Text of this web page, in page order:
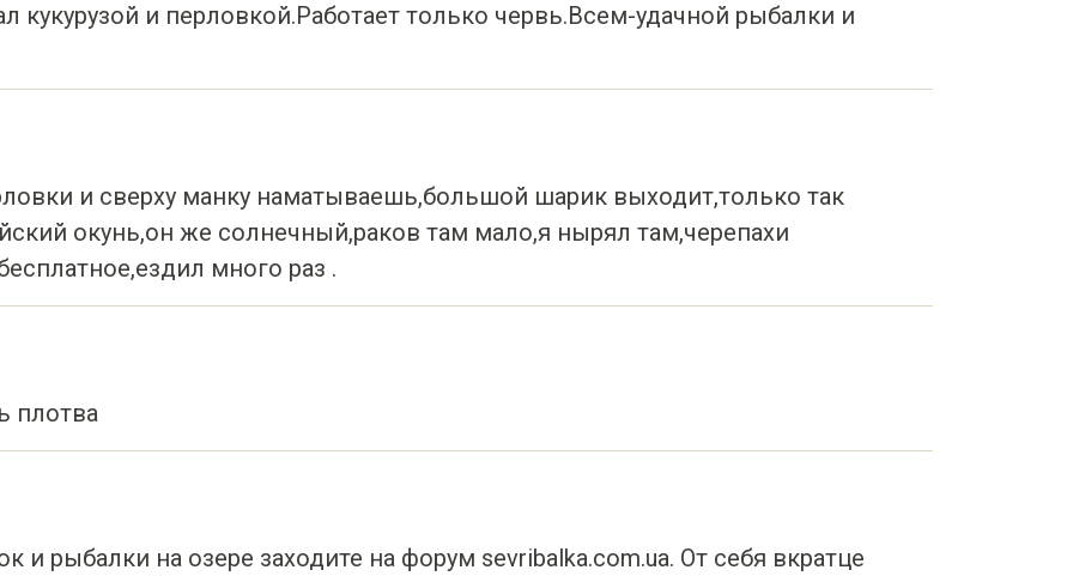
кукурузой и перловкой.Работает только червь.Всем-удачной рыбалки и
и сверху манку наматываешь,большой шарик выходит,только так
окунь,он же солнечный,раков там мало,я нырял там,черепахи
много раз .
плотва
и рыбалки на озере заходите на форум sevribalka.com.ua. От себя вкратце